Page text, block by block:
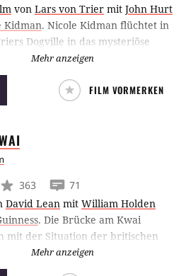
von Lars von Trier mit John Hurt
Kidman. Nicole Kidman flüchtet in
Dogville in das mysteriöse
Mehr anzeigen
FILM VORMERKEN
363
71
David Lean mit William Holden
. Die Brücke am Kwai
mit der Situation der britischen
während des 2. Weltkriegs, deren
eine Brücke für die Burma-Siam
Mehr anzeigen